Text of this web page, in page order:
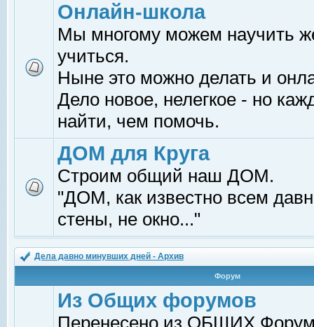
Онлайн-школа
Мы многому можем научить
учиться.
Ныне это можно делать и
Дело новое, нелегкое - но
найти, чем помочь.
ДОМ для Круга
Строим общий наш ДОМ.
"ДОМ, как известно всем
стены, не окно..."
Дела давно минувших дней - Архив
Форум
Из Общих форумов
Перенесено из ОБЩИХ